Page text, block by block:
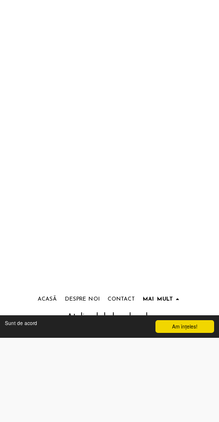
Am înţeles!
Sunt de acord
Atelierul de handmade
Drepturi de autor © 2026 Toate drepturile rezervate
ACASĂ DESPRE NOI CONTACT MAI MULT